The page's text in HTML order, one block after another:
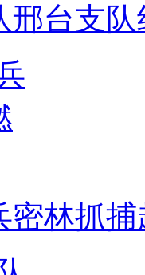
邢台支
密林抓